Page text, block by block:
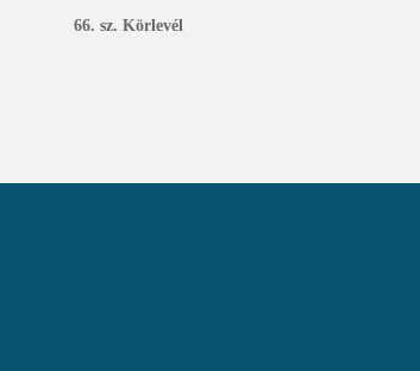
66. sz. Körlevél